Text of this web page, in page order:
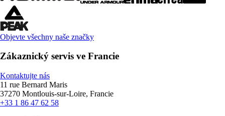
Objevte všechny naše značky
Zákaznický servis ve Francie
Kontaktujte nás
11 rue Bernard Maris
37270 Montlouis-sur-Loire, Francie
+33 1 86 47 62 58